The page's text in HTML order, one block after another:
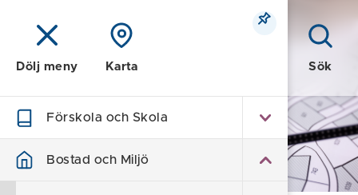
Meny Sök
Dölj meny Karta
Förskola och Skola
Bostad och Miljö
Bostad och Miljö